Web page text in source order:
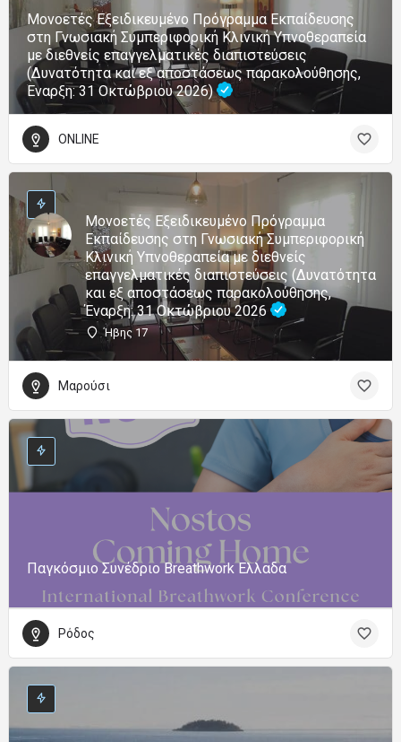
Μονοετές Εξειδικευμένο Πρόγραμμα Εκπαίδευσης
στη Γνωσιακή Συμπεριφορική Κλινική Υπνοθεραπεία
με διεθνείς επαγγελματικές διαπιστεύσεις
(Δυνατότητα και εξ αποστάσεως παρακολούθησης,
Έναρξη: 31 Οκτώβριου 2026)
ONLINE
Μονοετές Εξειδικευμένο Πρόγραμμα
Εκπαίδευσης στη Γνωσιακή Συμπεριφορική
Κλινική Υπνοθεραπεία με διεθνείς
επαγγελματικές διαπιστεύσεις (Δυνατότητα
και εξ αποστάσεως παρακολούθησης,
Έναρξη: 31 Οκτώβριου 2026
Ήβης 17
Μαρούσι
Παγκόσμιο Συνέδριο Breathwork Ελλαδα
Ρόδος